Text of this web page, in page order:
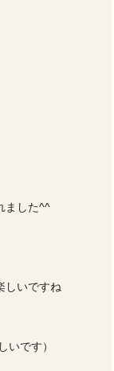
ました^^
しいですね
いです）